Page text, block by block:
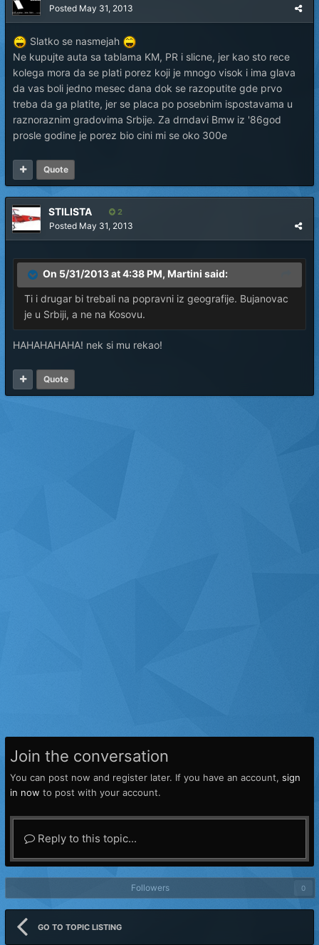
Posted May 31, 2013
Slatko se nasmejah
Ne kupujte auta sa tablama KM, PR i slicne, jer kao sto rece
kolega mora da se plati porez koji je mnogo visok i ima glava
da vas boli jedno mesec dana dok se razoputite gde prvo
treba da ga platite, jer se placa po posebnim ispostavama u
raznoraznim gradovima Srbije. Za drndavi Bmw iz '86god
prosle godine je porez bio cini mi se oko 300e
Quote
STILISTA 2
Posted May 31, 2013
On 5/31/2013 at 4:38 PM, Martini said:
Ti i drugar bi trebali na popravni iz geografije. Bujanovac
je u Srbiji, a ne na Kosovu.
HAHAHAHAHA! nek si mu rekao!
Quote
Join the conversation
You can post now and register later. If you have an account, sign
in now to post with your account.
Reply to this topic...
Followers 0
GO TO TOPIC LISTING